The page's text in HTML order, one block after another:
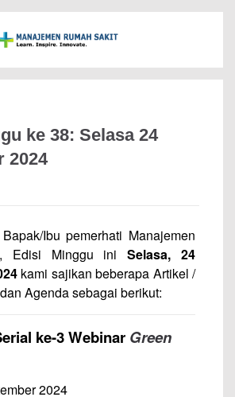
ke 38: Selasa 24
2024
Ibu pemerhati Manajemen
Edisi Minggu iniSelasa, 24
kami sajikan beberapa Artikel /
Agenda sebagai berikut:
ke-3 Webinar Green
2024